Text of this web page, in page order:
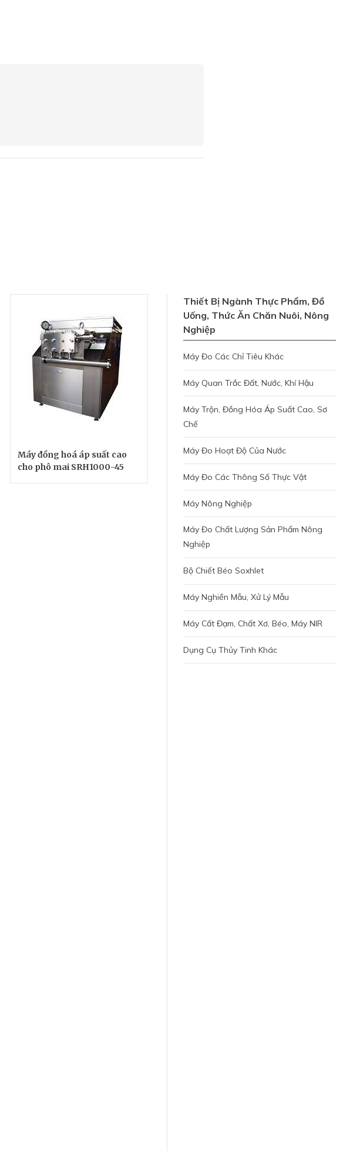
Máy đồng hoá áp suất cao
cho phô mai SRH1000-45
Thiết Bị Ngành Thực Phẩm, Đồ
Uống, Thức Ăn Chăn Nuôi, Nông
Nghiệp
Máy Đo Các Chỉ Tiêu Khác
Máy Quan Trắc Đất, Nước, Khí Hậu
Máy Trộn, Đồng Hóa Áp Suất Cao, Sơ
Chế
Máy Đo Hoạt Độ Của Nước
Máy Đo Các Thông Số Thực Vật
Máy Nông Nghiệp
Máy Đo Chất Lượng Sản Phẩm Nông
Nghiệp
Bộ Chiết Béo Soxhlet
Máy Nghiền Mẫu, Xử Lý Mẫu
Máy Cất Đạm, Chất Xơ, Béo, Máy NIR
Dụng Cụ Thủy Tinh Khác